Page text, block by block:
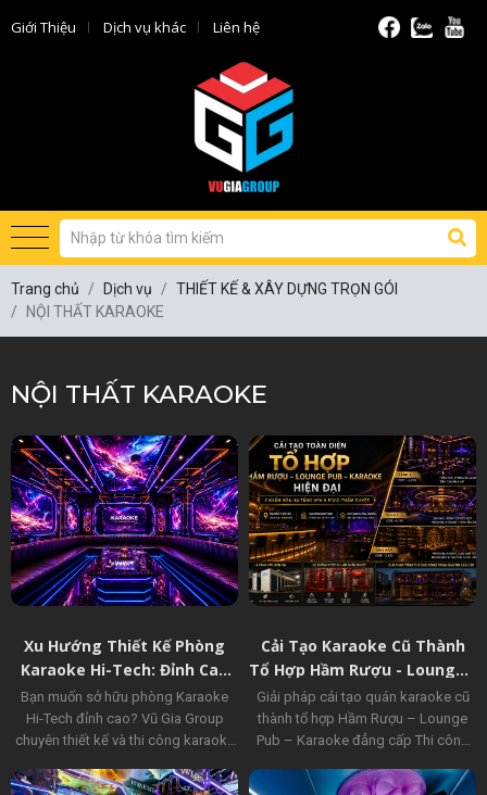
Giới Thiệu Dịch vụ khác Liên hệ
Trang chủ Dịch vụ
THIẾT KẾ & XÂY DỰNG TRỌN GÓI
NỘI THẤT KARAOKE
NỘI THẤT KARAOKE
Xu Hướng Thiết Kế Phòng
Karaoke Hi-Tech: Đỉnh Cao
Công Nghệ
Bạn muốn sở hữu phòng Karaoke
Hi-Tech đỉnh cao? Vũ Gia Group
chuyên thiết kế và thi công karaoke
đại, ánh sáng chuyển động theo
Cải Tạo Karaoke Cũ Thành
Tổ Hợp Hầm Rượu - Lounge -
Pub
Giải pháp cải tạo quán karaoke cũ
thành tổ hợp Hầm Rượu – Lounge
Pub – Karaoke đẳng cấp Thi công
hòa VRV và hạ tầng PCCC đạt chuẩn